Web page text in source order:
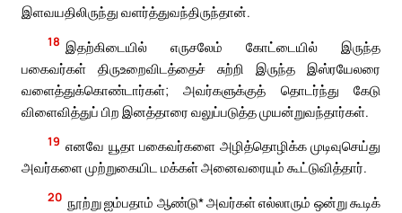
இளவயதிலிருந்து வளர்த்துவந்திருந்தான்.
18 இதற்கிடையில் எருசலேம் கோட்டையில் இருந்த
பகைவர்கள் திருஉறைவிடத்தைச் சுற்றி இருந்த இஸ்ரயேலரை
வளைத்துக்கொண்டார்கள்; அவர்களுக்குத் தொடர்ந்து கேடு
விளைவித்துப் பிற இனத்தாரை வலுப்படுத்த முயன்றுவந்தார்கள்.
19 எனவே யூதா பகைவர்களை அழித்தொழிக்க முடிவுசெய்து
அவர்களை முற்றுகையிட மக்கள் அனைவரையும் கூட்டுவித்தார்.
20 நூற்று ஐம்பதாம் ஆண்டு* அவர்கள் எல்லாரும் ஒன்று கூடிக்